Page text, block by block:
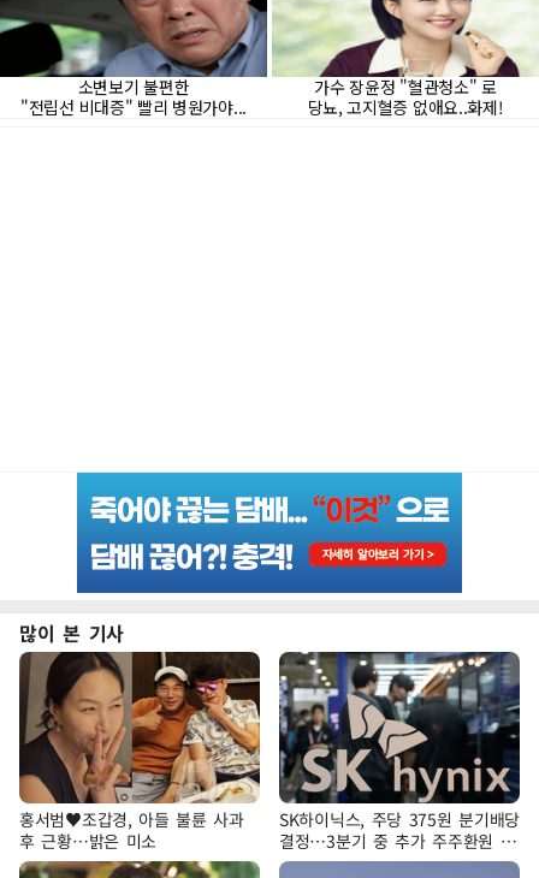
많이 본 기사
홍서범♥조갑경, 아들 불륜 사과
후 근황…밝은 미소
SK하이닉스, 주당 375원 분기배당
결정…3분기 중 추가 주주환원 발
표